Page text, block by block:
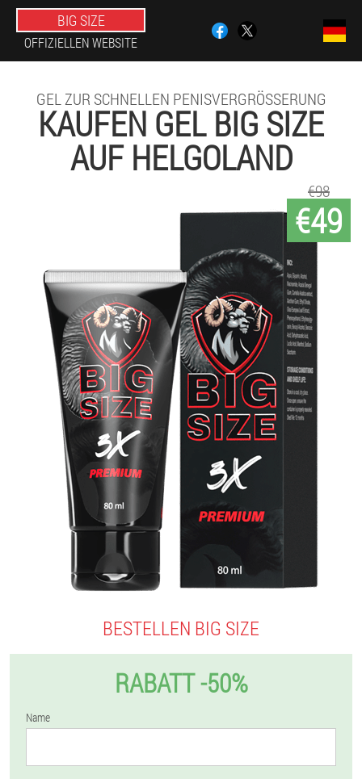
BIG SIZE
OFFIZIELLEN WEBSITE
GEL ZUR SCHNELLEN PENISVERGRÖSSERUNG
KAUFEN GEL BIG SIZE
AUF HELGOLAND
€49
€98
BESTELLEN BIG SIZE
RABATT -50%
Name